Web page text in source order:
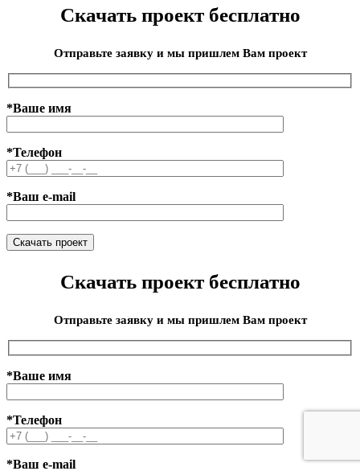
Скачать проект бесплатно
Отправьте заявку и мы пришлем Вам проект
*Ваше имя
*Телефон
*Ваш e-mail
Скачать проект бесплатно
Отправьте заявку и мы пришлем Вам проект
*Ваше имя
*Телефон
*Ваш e-mail